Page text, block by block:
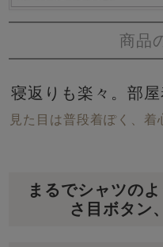
商品
寝返りも楽々。部
見た目は普段着ぽく、着
まるでシャツの
さ目ボタン